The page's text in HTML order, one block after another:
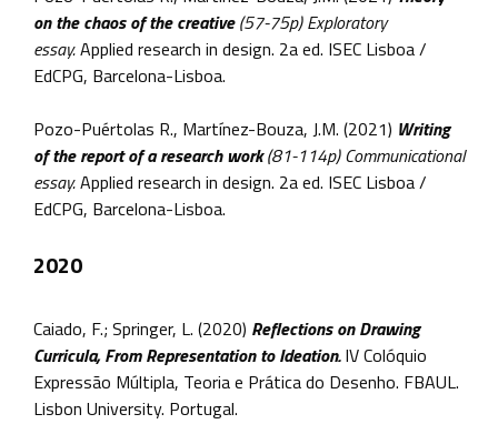
on the chaos of the creative(57-75p) Exploratory
essay.Applied research in design. 2a ed. ISEC Lisboa /
EdCPG, Barcelona-Lisboa.
Pozo-Puértolas R., Martínez-Bouza, J.M. (2021) Writing
of the report of a research work(81-114p) Communicational
essay.Applied research in design. 2a ed. ISEC Lisboa /
EdCPG, Barcelona-Lisboa.
2020
Caiado, F.; Springer, L. (2020) Reflections on Drawing
Curricula, From Representation to Ideation.IV Colóquio
Expressão Múltipla, Teoria e Prática do Desenho. FBAUL.
Lisbon University. Portugal.